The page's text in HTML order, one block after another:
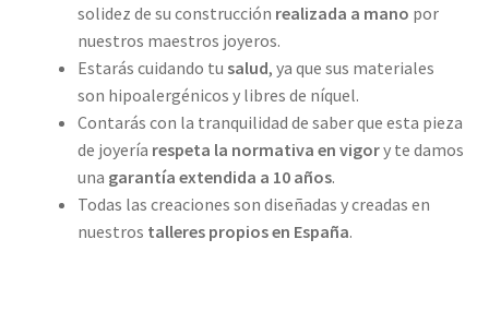
solidez de su construcción realizada a mano por
nuestros maestros joyeros.
Estarás cuidando tu salud, ya que sus materiales
son hipoalergénicos y libres de níquel.
Contarás con la tranquilidad de saber que esta pieza
de joyería respeta la normativa en vigory te damos
una garantía extendida a 10 años.
Todas las creaciones son diseñadas y creadas en
nuestros talleres propiosen España.